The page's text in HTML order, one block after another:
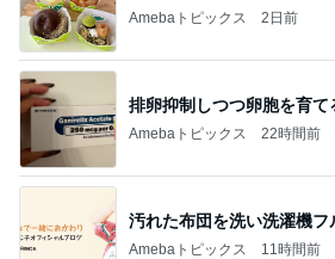
Amebaトピックス 2日前
排卵抑制しつつ卵胞を育て
Amebaトピックス 22時間前
汚れた布団を洗い洗濯機フ
Amebaトピックス 11時間前